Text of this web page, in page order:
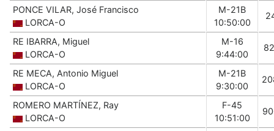
PONCE VILAR, José Francisco
LORCA-O
M-21B
10:50:00
RE IBARRA, Miguel
LORCA-O
M-16
9:44:00
RE MECA, Antonio Miguel
LORCA-O
M-21B
9:30:00
ROMERO MARTÍNEZ, Ray
LORCA-O
F-45
10:51:00